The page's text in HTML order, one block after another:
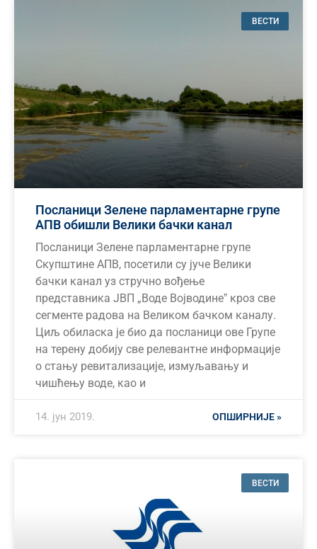
ВЕСТИ
Посланици Зелене парламентарне групе
АПВ обишли Велики бачки канал
Посланици Зелене парламентарне групе
Скупштине АПВ, посетили су јуче Велики
бачки канал уз стручно вођење
представника ЈВП „Воде Војводинеˮ кроз све
сегменте радова на Великом бачком каналу.
Циљ обиласка је био да посланици ове Групе
на терену добију све релевантне информације
о стању ревитализације, измуљавању и
чишћењу воде, као и
ОПШИРНИЈЕ »
14. јун 2019.
ВЕСТИ